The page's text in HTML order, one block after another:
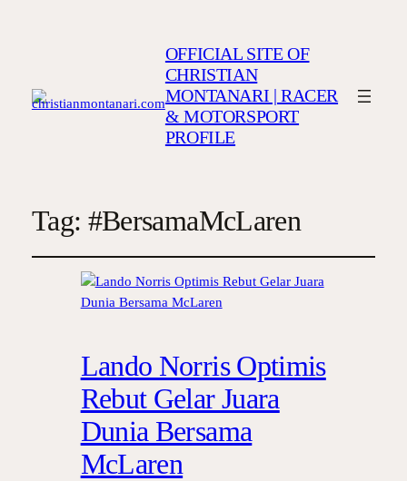
OFFICIAL SITE OF
CHRISTIAN
MONTANARI | RACER
& MOTORSPORT
PROFILE
Tag: #BersamaMcLaren
Lando Norris Optimis
Rebut Gelar Juara
Dunia Bersama
McLaren